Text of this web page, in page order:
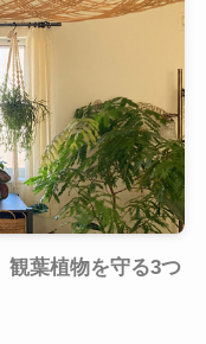
観葉植物を守る3つ